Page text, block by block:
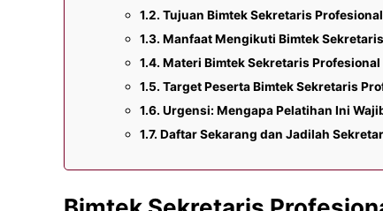
Tujuan Bimtek Sekretaris
Manfaat Mengikuti Bimtek
Materi Bimtek Sekretaris Profesional
Target Peserta Bimtek Sekretaris
Urgensi: Mengapa Pelatihan Ini
Daftar Sekarang dan Jadilah